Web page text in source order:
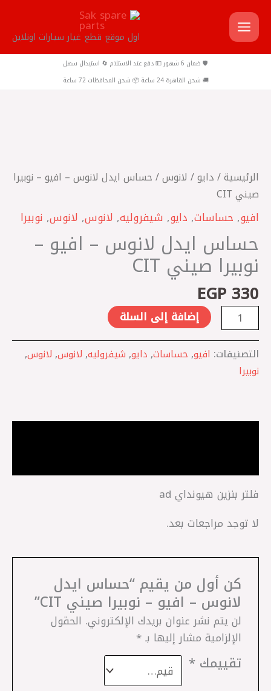
تخطي
إلى
المحتوى
اول موقع قطع غيار سيارات اونلاين
🛡️ ضمان 6 شهور 💵 دفع عند الاستلام 🔄 استبدال سهل
🚚 شحن القاهرة 24 ساعة 📦 شحن المحافظات 72 ساعة
الرئيسية/ دايو/ لانوس/ حساس ايدل لانوس – افيو – نوبيرا
صيني CIT
افيو, حساسات, دايو, شيفروليه, لانوس, لانوس, نوبيرا
حساس ايدل لانوس – افيو –
نوبيرا صيني CIT
EGP 330
ايدل
لانوس
افيو
-
نوبيرا
صيني
CIT
إضافة إلى السلة
التصنيفات: افيو, حساسات, دايو, شيفروليه, لانوس, لانوس,
نوبيرا
فلتر بنزين هيونداي ad
لا توجد مراجعات بعد.
كن أول من يقيم “حساس ايدل
لانوس – افيو – نوبيرا صيني CIT”
لن يتم نشر عنوان بريدك الإلكتروني. الحقول
الإلزامية مشار إليها بـ*
تقييمك*